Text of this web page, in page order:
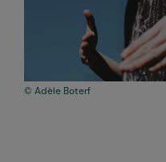
Adèle Boterf